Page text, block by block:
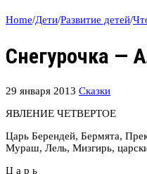
Home/Дети/Развитие детей/
Снегурочка —
29 января 2013 Сказки
ЯВЛЕНИЕ ЧЕТВЕРТОЕ
Царь Берендей, Бермята,
Мураш, Лель, Мизгирь,
Ц а р ь